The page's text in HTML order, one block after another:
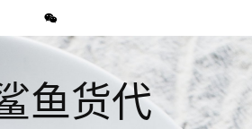
鱼货代